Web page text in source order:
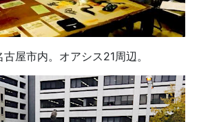
屋市内。オアシス21周辺。